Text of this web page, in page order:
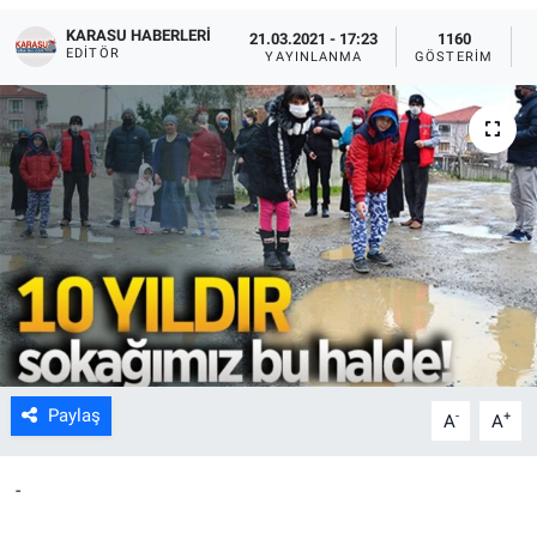
KARASU HABERLERI
EDITÖR
21.03.2021 - 17:23
YAYINLANMA
1160
GÖSTERIM
Paylaş A- A+
-